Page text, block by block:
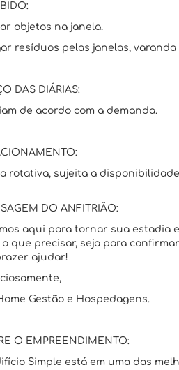
objetos na janela.
resíduos pelas janelas, varanda
DAS DIÁRIAS:
de acordo com a demanda.
rotativa, sujeita a
DO ANFITRIÃO:
aqui para tornar sua estadia
o que precisar, seja para
ajudar!
Gestão e Hospedagens.
O EMPREENDIMENTO:
Simple está em uma das